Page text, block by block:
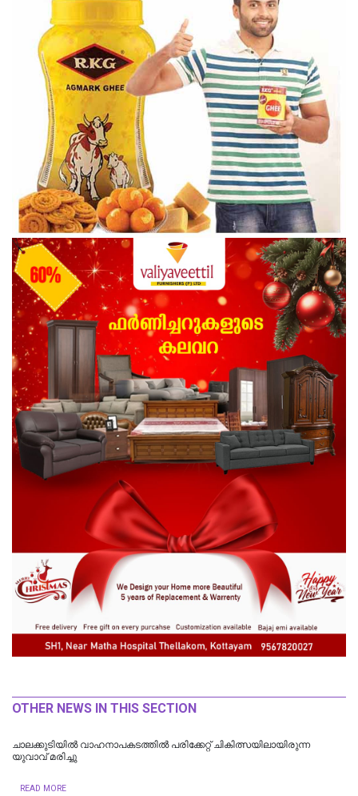
OTHER NEWS IN THIS SECTION
ചാലക്കുടിയില്‍ വാഹനാപകടത്തില്‍ പരിക്കേറ്റ് ചികിത്സയിലായിരുന്ന
യുവാവ് മരിച്ചു
READ MORE